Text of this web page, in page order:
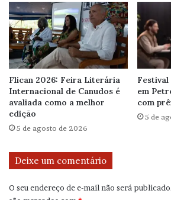
Flican 2026: Feira Literária
Internacional de Canudos é
avaliada como a melhor
edição
5 de agosto de 2026
em
com
5 de
Deixe um comentário
O seu endereço de e-mail não será